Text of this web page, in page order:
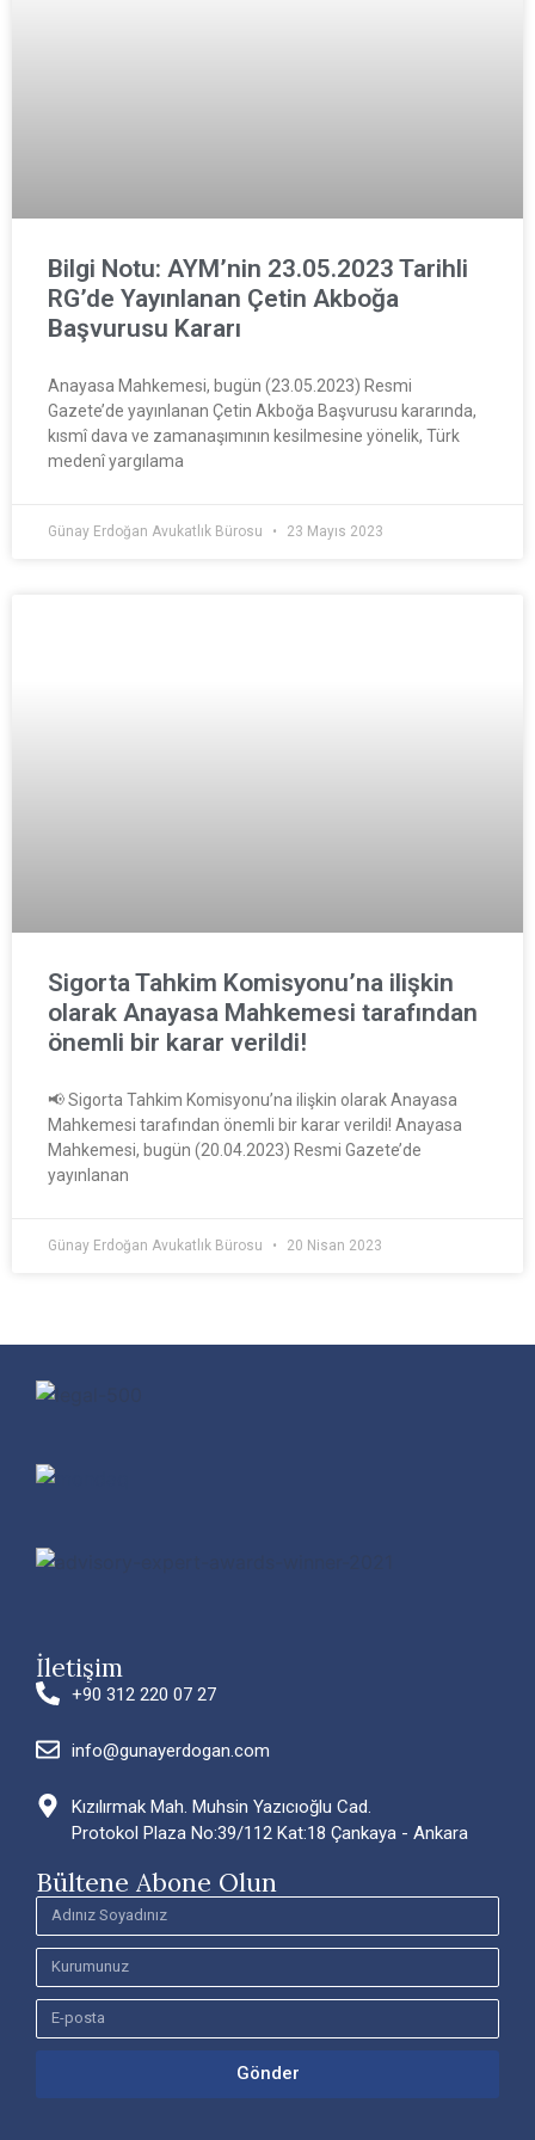
Bilgi Notu: AYM’nin 23.05.2023 Tarihli
RG’de Yayınlanan Çetin Akboğa
Başvurusu Kararı
Anayasa Mahkemesi, bugün (23.05.2023) Resmi
Gazete’de yayınlanan Çetin Akboğa Başvurusu kararında,
kısmî dava ve zamanaşımının kesilmesine yönelik, Türk
medenî yargılama
Günay Erdoğan Avukatlık Bürosu 23 Mayıs 2023
Sigorta Tahkim Komisyonu’na ilişkin
olarak Anayasa Mahkemesi tarafından
önemli bir karar verildi!
📢 Sigorta Tahkim Komisyonu’na ilişkin olarak Anayasa
Mahkemesi tarafından önemli bir karar verildi! Anayasa
Mahkemesi, bugün (20.04.2023) Resmi Gazete’de
yayınlanan
Günay Erdoğan Avukatlık Bürosu 20 Nisan 2023
İletişim
+90 312 220 07 27
info@gunayerdogan.com
Kızılırmak Mah. Muhsin Yazıcıoğlu Cad.
Protokol Plaza No:39/112 Kat:18 Çankaya - Ankara
Bültene Abone Olun
Gönder